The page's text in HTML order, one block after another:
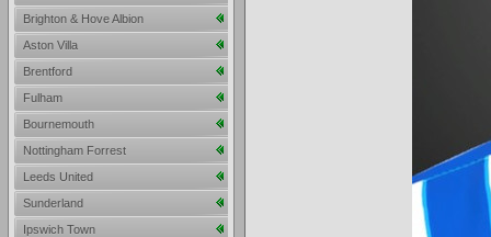
Brighton & Hove Albion
Aston Villa
Brentford
Fulham
Bournemouth
Nottingham Forrest
Leeds United
Sunderland
Ipswich Town